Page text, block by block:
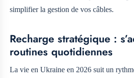
simplifier la gestion de vos câbles.
Recharge stratégique :
routines quotidiennes
La vie en Ukraine en 2026 suit un